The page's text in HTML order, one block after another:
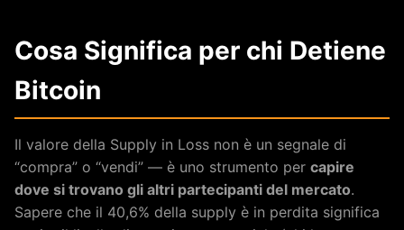
Cosa Significa per chi Detiene
Bitcoin
Il valore della Supply in Loss non è un segnale di
“compra” o “vendi” — è uno strumento per capire
dove si trovano gli altri partecipanti del mercato.
Sapere che il 40,6% della supply è in perdita significa